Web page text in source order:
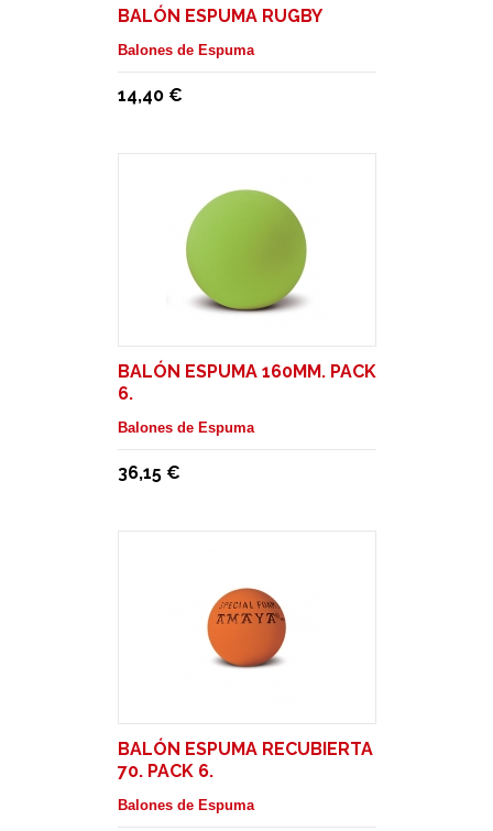
BALÓN ESPUMA RUGBY
Balones de Espuma
14,40 €
BALÓN ESPUMA 160MM. PACK
6.
Balones de Espuma
36,15 €
BALÓN ESPUMA RECUBIERTA
70. PACK 6.
Balones de Espuma